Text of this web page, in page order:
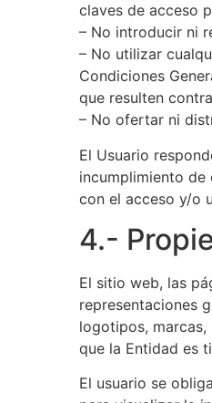
claves de acceso
– No introducir ni
– No utilizar
Condiciones
que resulten
– No ofertar ni
El Usuario
incumplimiento de
con el acceso y/o
4.-
El sitio web, las
representaciones
logotipos,
que la Entidad es
El usuario se